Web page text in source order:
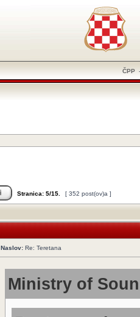
ČPP
Stranica: 5/15 [ 352 post(ov)a ]
Naslov: Re: Teretana
Ministry of